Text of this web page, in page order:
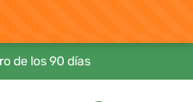
de los 90 días